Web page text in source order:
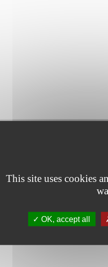
This site uses cookies
OK, accept all